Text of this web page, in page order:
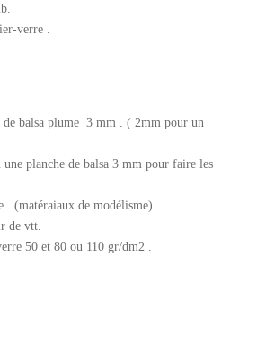
verre .
de balsa plume 3 mm . ( 2mm pour un
planche de balsa 3 mm pour faire les
. (matéraiaux de modélisme)
de vtt.
50 et 80 ou 110 gr/dm2 .